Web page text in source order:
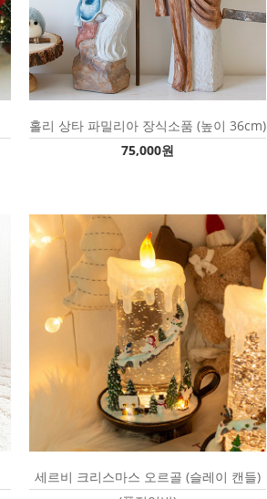
홀리 상타 파밀리아 장식소품 (높이 36cm)
75,000원
세르비 크리스마스 오르골 (슬레이 캔들)